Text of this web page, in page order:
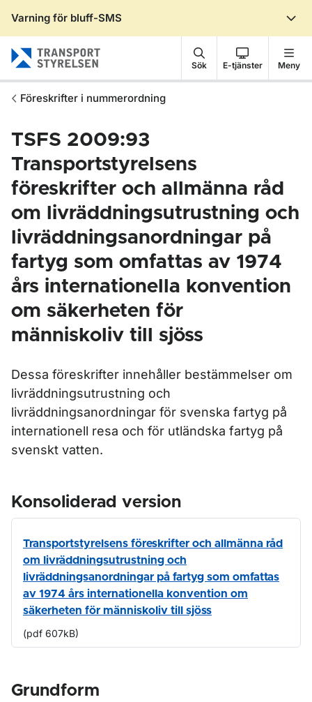
Varning för bluff-SMS
Sök E-tjänster Meny
Föreskrifter i nummerordning
TSFS 2009:93
Transportstyrelsens
föreskrifter och allmänna råd
om livräddningsutrustning och
livräddningsanordningar på
fartyg som omfattas av 1974
års internationella konvention
om säkerheten för
människoliv till sjöss
Dessa föreskrifter innehåller bestämmelser om
livräddningsutrustning och
livräddningsanordningar för svenska fartyg på
internationell resa och för utländska fartyg på
svenskt vatten.
Konsoliderad version
Transportstyrelsens föreskrifter och allmänna råd
om livräddningsutrustning och
livräddningsanordningar på fartyg som omfattas
av 1974 års internationella konvention om
säkerheten för människoliv till sjöss
(pdf 607kB)
Grundform